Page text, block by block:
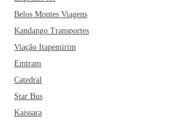
Belos Montes Viagens
Kandango Transportes
Viação Itapemirim
Emtram
Catedral
Star Bus
Kaissara